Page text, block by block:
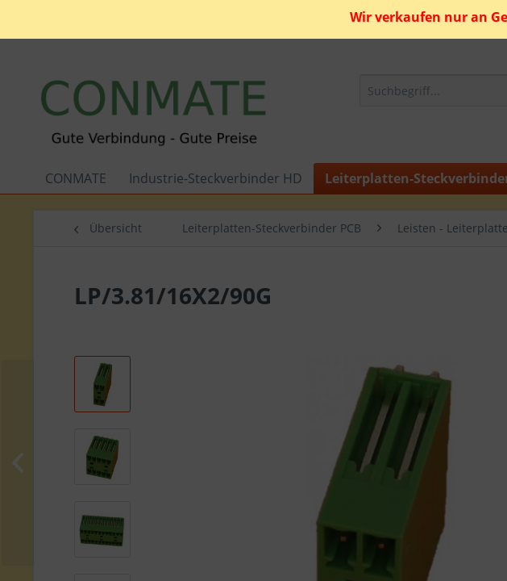
Wir verkaufen nur an
CONMATE Industrie-Steckverbinder HD Leiterplatten-
Übersicht Leiterplatten-Steckverbinder PCB Leisten -
LP/3.81/16X2/90G